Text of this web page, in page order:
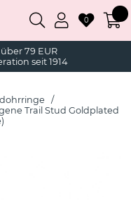
79 EUR
seit 1914
0
Trail Stud Goldplated